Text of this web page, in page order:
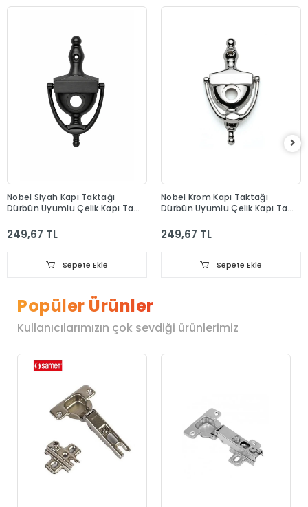
Nobel Siyah Kapı Taktağı
Dürbün Uyumlu Çelik Kapı Tak
249,67 TL
Sepete Ekle
Nobel Krom Kapı Taktağı
Dürbün Uyumlu Çelik Kapı Tak
249,67 TL
Sepete Ekle
Popüler Ürünler
Kullanıcılarımızın çok sevdiği ürünlerimiz